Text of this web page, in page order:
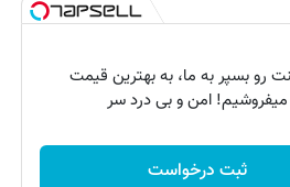
رو بسپر به ما، به بهترین قیمت
میفروشیم! امن و بی درد سر
ثبت درخواست